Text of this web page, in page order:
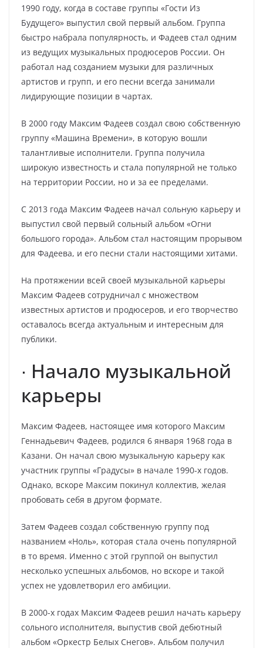
1990 году, когда в составе группы «Гости Из
Будущего» выпустил свой первый альбом. Группа
быстро набрала популярность, и Фадеев стал одним
из ведущих музыкальных продюсеров России. Он
работал над созданием музыки для различных
артистов и групп, и его песни всегда занимали
лидирующие позиции в чартах.
В 2000 году Максим Фадеев создал свою собственную
группу «Машина Времени», в которую вошли
талантливые исполнители. Группа получила
широкую известность и стала популярной не только
на территории России, но и за ее пределами.
С 2013 года Максим Фадеев начал сольную карьеру и
выпустил свой первый сольный альбом «Огни
большого города». Альбом стал настоящим прорывом
для Фадеева, и его песни стали настоящими хитами.
На протяжении всей своей музыкальной карьеры
Максим Фадеев сотрудничал с множеством
известных артистов и продюсеров, и его творчество
оставалось всегда актуальным и интересным для
публики.
∙ Начало музыкальной
карьеры
Максим Фадеев, настоящее имя которого Максим
Геннадьевич Фадеев, родился 6 января 1968 года в
Казани. Он начал свою музыкальную карьеру как
участник группы «Градусы» в начале 1990-х годов.
Однако, вскоре Максим покинул коллектив, желая
пробовать себя в другом формате.
Затем Фадеев создал собственную группу под
названием «Ноль», которая стала очень популярной
в то время. Именно с этой группой он выпустил
несколько успешных альбомов, но вскоре и такой
успех не удовлетворил его амбиции.
В 2000-х годах Максим Фадеев решил начать карьеру
сольного исполнителя, выпустив свой дебютный
альбом «Оркестр Белых Снегов». Альбом получил